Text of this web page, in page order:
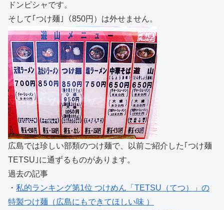
ドンピシャです。
そして｢つけ麺｣（850円）は外せません。
広島では珍しい部類のつけ麺で、以前ご紹介した｢つけ麺
TETSU｣に通ずるものがあります。
過去の記事
・ 私的ランキング第1位 つけめん「TETSU（てつ）」の
特製つけ麺（広島にもできてほしい味 ）